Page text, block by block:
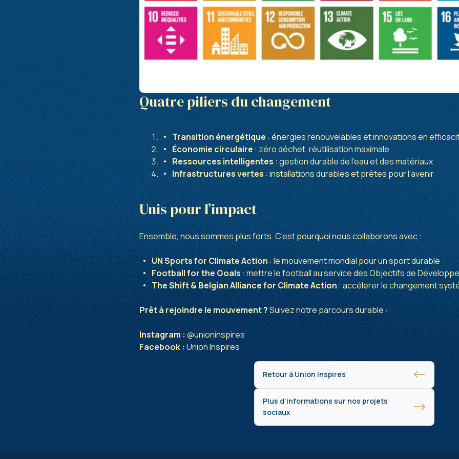
Quatre piliers du changement
Transition énergétique : énergies renouvelables et innovations en
Économie circulaire : zéro déchet, réutilisation maximale
Ressources intelligentes : gestion durable de l’eau et des matériaux
Infrastructures vertes : installations durables et prêtes pour l’avenir
Unis pour l’impact
Ensemble, nous sommes plus forts. C’est pourquoi nous collaborons avec :
UN Sports for Climate Action : le mouvement mondial pour un sport durable
Football for the Goals : mettre le football au service des Objectifs de
The Shift & Belgian Alliance for Climate Action : accélérer le changement
Prêt à rejoindre le mouvement ?Suivez notre parcours durable :
Instagram : @unioninspires
Facebook : Union Inspires
Retour à Union Inspires
Plus d’informations sur nos projets
sociaux